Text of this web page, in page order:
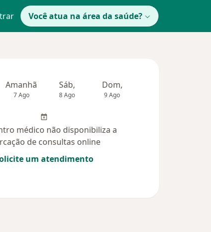
Você atua na área da saúde?
Amanhã
7 Ago
Sáb,
8 Ago
Dom,
9 Ago
médico não disponibiliza a
de consultas online
um atendimento